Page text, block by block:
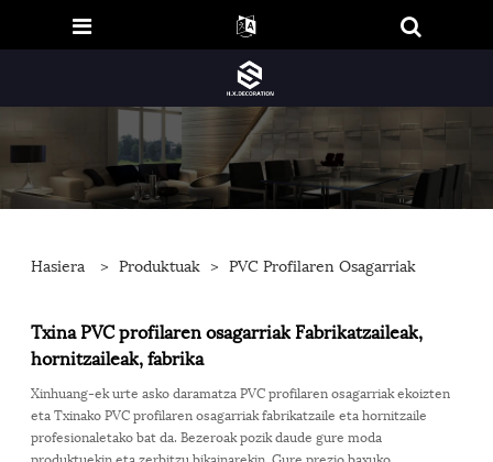
Hasiera > Produktuak > PVC Profilaren Osagarriak
Txina PVC profilaren osagarriak Fabrikatzaileak,
hornitzaileak, fabrika
Xinhuang-ek urte asko daramatza PVC profilaren osagarriak ekoizten
eta Txinako PVC profilaren osagarriak fabrikatzaile eta hornitzaile
profesionaletako bat da. Bezeroak pozik daude gure moda